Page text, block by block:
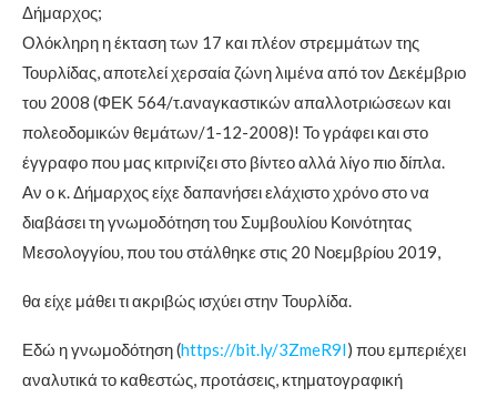
Δήμαρχος;
Ολόκληρη η έκταση των 17 και πλέον στρεμμάτων της
Τουρλίδας, αποτελεί χερσαία ζώνη λιμένα από τον Δεκέμβριο
του 2008 (ΦΕΚ 564/τ.αναγκαστικών απαλλοτριώσεων και
πολεοδομικών θεμάτων/1-12-2008)! Το γράφει και στο
έγγραφο που μας κιτρινίζει στο βίντεο αλλά λίγο πιο δίπλα.
Αν ο κ. Δήμαρχος είχε δαπανήσει ελάχιστο χρόνο στο να
διαβάσει τη γνωμοδότηση του Συμβουλίου Κοινότητας
Μεσολογγίου, που του στάλθηκε στις 20 Νοεμβρίου 2019,
θα είχε μάθει τι ακριβώς ισχύει στην Τουρλίδα.
Εδώ η γνωμοδότηση (https://bit.ly/3ZmeR9I) που εμπεριέχει
αναλυτικά το καθεστώς, προτάσεις, κτηματογραφική